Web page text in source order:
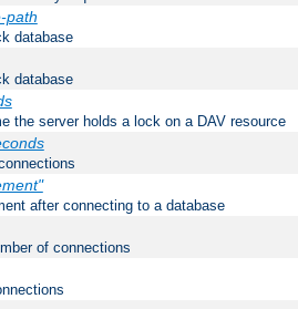
path
database
database
the server holds a lock on a DAV resource
after connecting to a database
of connections